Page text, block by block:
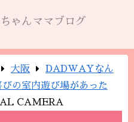
ゃんママブログ
大阪
DADWAYなん
の室内遊び場があった
CAMERA